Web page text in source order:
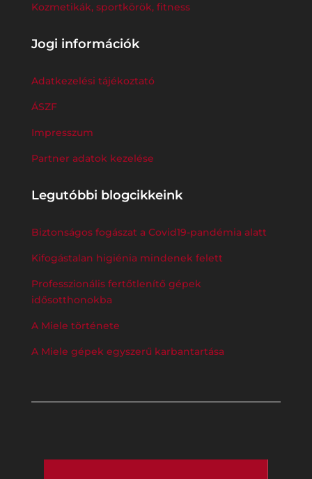
Kozmetikák, sportkörök, fitness
Jogi információk
Adatkezelési tájékoztató
ÁSZF
Impresszum
Partner adatok kezelése
Legutóbbi blogcikkeink
Biztonságos fogászat a Covid19-pandémia alatt
Kifogástalan higiénia mindenek felett
Professzionális fertőtlenítő gépek
idősotthonokba
A Miele története
A Miele gépek egyszerű karbantartása